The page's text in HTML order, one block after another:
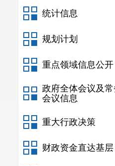
统计信息
规划计划
重点领域信息公开
政府全体会议及常
会议信息
重大行政决策
财政资金直达基层